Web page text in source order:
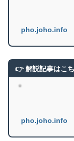
pho.joho.info
pho.joho.info